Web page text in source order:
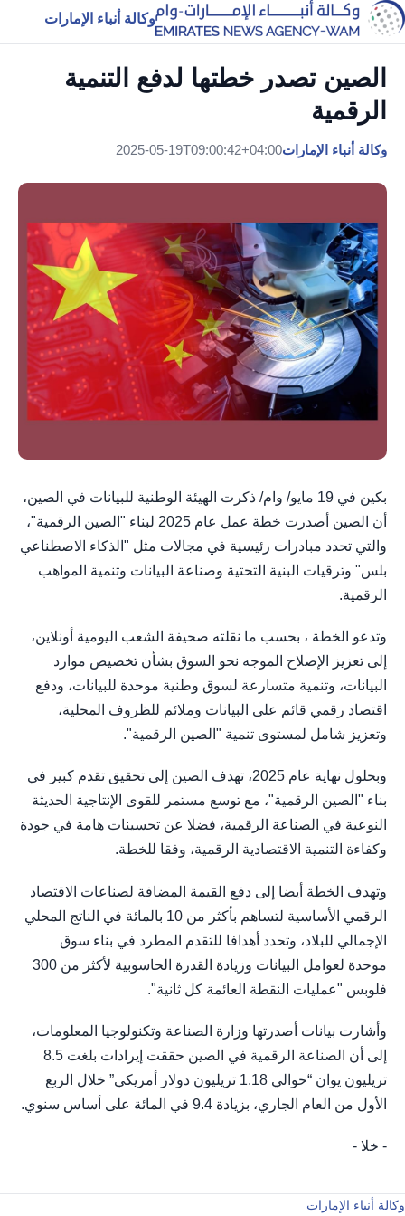
وكالة أنباء الإمارات
الصين تصدر خطتها لدفع التنمية
الرقمية
وكالة أنباء الإمارات2025-05-19T09:00:42+04:00
بكين في 19 مايو/ وام/ ذكرت الهيئة الوطنية للبيانات في الصين،
أن الصين أصدرت خطة عمل عام 2025 لبناء "الصين الرقمية"،
والتي تحدد مبادرات رئيسية في مجالات مثل "الذكاء الاصطناعي
بلس" وترقيات البنية التحتية وصناعة البيانات وتنمية المواهب
الرقمية.
وتدعو الخطة ، بحسب ما نقلته صحيفة الشعب اليومية أونلاين،
إلى تعزيز الإصلاح الموجه نحو السوق بشأن تخصيص موارد
البيانات، وتنمية متسارعة لسوق وطنية موحدة للبيانات، ودفع
اقتصاد رقمي قائم على البيانات وملائم للظروف المحلية،
وتعزيز شامل لمستوى تنمية "الصين الرقمية".
وبحلول نهاية عام 2025، تهدف الصين إلى تحقيق تقدم كبير في
بناء "الصين الرقمية"، مع توسع مستمر للقوى الإنتاجية الحديثة
النوعية في الصناعة الرقمية، فضلا عن تحسينات هامة في جودة
وكفاءة التنمية الاقتصادية الرقمية، وفقا للخطة.
وتهدف الخطة أيضا إلى دفع القيمة المضافة لصناعات الاقتصاد
الرقمي الأساسية لتساهم بأكثر من 10 بالمائة في الناتج المحلي
الإجمالي للبلاد، وتحدد أهدافا للتقدم المطرد في بناء سوق
موحدة لعوامل البيانات وزيادة القدرة الحاسوبية لأكثر من 300
فلوبس "عمليات النقطة العائمة كل ثانية".
وأشارت بيانات أصدرتها وزارة الصناعة وتكنولوجيا المعلومات،
إلى أن الصناعة الرقمية في الصين حققت إيرادات بلغت 8.5
تريليون يوان “حوالي 1.18 تريليون دولار أمريكي” خلال الربع
الأول من العام الجاري، بزيادة 9.4 في المائة على أساس سنوي.
- خلا -
وكالة أنباء الإمارات